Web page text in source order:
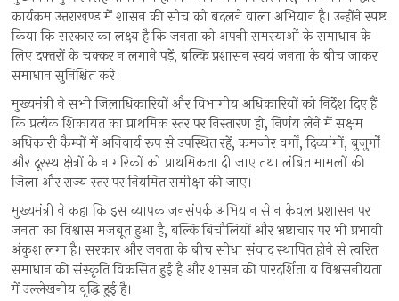
कार्यक्रम उत्तराखण्ड में शासन की सोच को बदलने वाला अभियान है। उन्होंने स्पष्ट
किया कि सरकार का लक्ष्य है कि जनता को अपनी समस्याओं के समाधान के
लिए दफ्तरों के चक्कर न लगाने पड़ें, बल्कि प्रशासन स्वयं जनता के बीच जाकर
समाधान सुनिश्चित करे।
मुख्यमंत्री ने सभी जिलाधिकारियों और विभागीय अधिकारियों को निर्देश दिए हैं
कि प्रत्येक शिकायत का प्राथमिक स्तर पर निस्तारण हो, निर्णय लेने में सक्षम
अधिकारी कैम्पों में अनिवार्य रूप से उपस्थित रहें, कमजोर वर्गों, दिव्यांगों, बुज़ुर्गों
और दूरस्थ क्षेत्रों के नागरिकों को प्राथमिकता दी जाए तथा लंबित मामलों की
जिला और राज्य स्तर पर नियमित समीक्षा की जाए।
मुख्यमंत्री ने कहा कि इस व्यापक जनसंपर्क अभियान से न केवल प्रशासन पर
जनता का विश्वास मजबूत हुआ है, बल्कि बिचौलियों और भ्रष्टाचार पर भी प्रभावी
अंकुश लगा है। सरकार और जनता के बीच सीधा संवाद स्थापित होने से त्वरित
समाधान की संस्कृति विकसित हुई है और शासन की पारदर्शिता व विश्वसनीयता
में उल्लेखनीय वृद्धि हुई है।